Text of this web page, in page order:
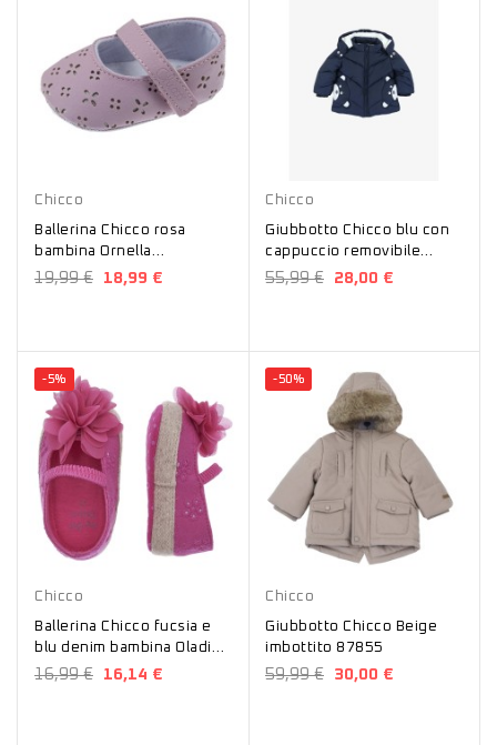
Chicco
Ballerina Chicco rosa
bambina Ornella
01071037000000
19,99 € 18,99 €
Chicco
Giubbotto Chicco blu con
cappuccio removibile
87853
55,99 € 28,00 €
Fucsia
-5%
Chicco
Ballerina Chicco fucsia e
blu denim bambina Oladia
01071041000000
16,99 € 16,14 €
-50%
Chicco
Giubbotto Chicco Beige
imbottito 87855
59,99 € 30,00 €